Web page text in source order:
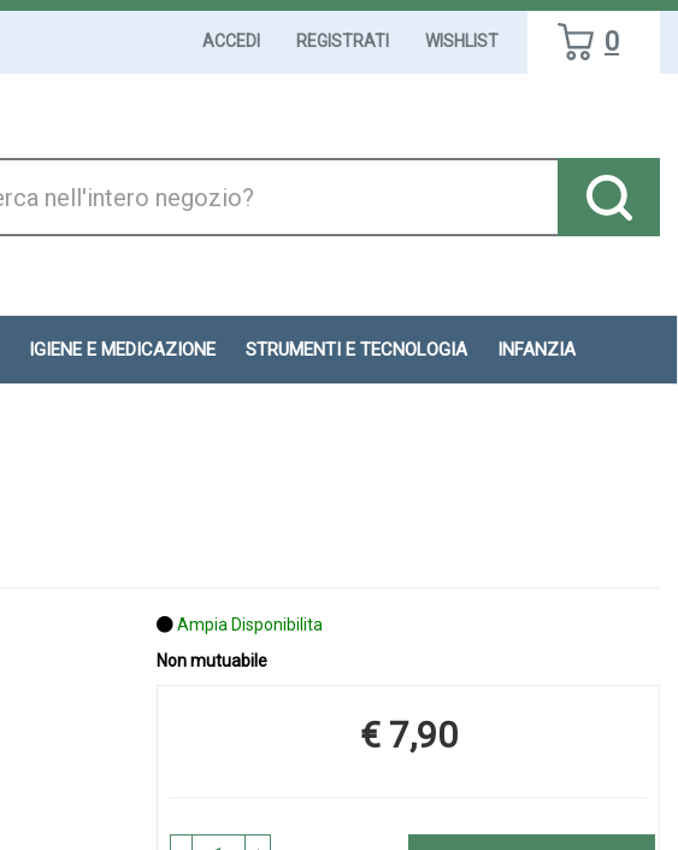
ACCEDI REGISTRATI WISHLIST 0
IGIENE E MEDICAZIONE STRUMENTI E TECNOLOGIA INFANZIA
Ampia Disponibilita
Non mutuabile
Prezzo
€ 7,90